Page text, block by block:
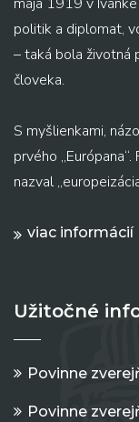
politik a diplomat,
– taká bola životná
človeka.
S myšlienkami,
prvého
nazval
viac informácií
Užitočné
Povinne
Povinne